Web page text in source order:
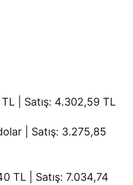
TL | Satış: 4.302,59 TL
| Satış: 3.275,85
TL | Satış: 7.034,74